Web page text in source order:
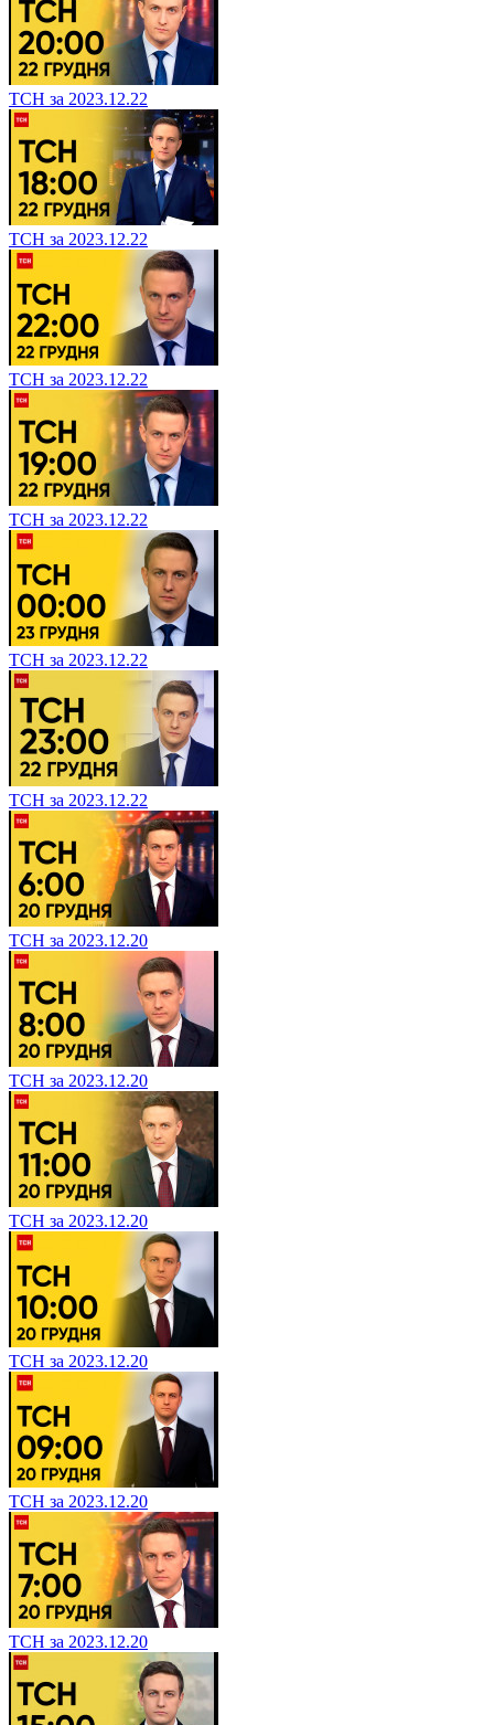
ТСН за 2023.12.22
ТСН за 2023.12.22
ТСН за 2023.12.22
ТСН за 2023.12.22
ТСН за 2023.12.22
ТСН за 2023.12.22
ТСН за 2023.12.20
ТСН за 2023.12.20
ТСН за 2023.12.20
ТСН за 2023.12.20
ТСН за 2023.12.20
ТСН за 2023.12.20